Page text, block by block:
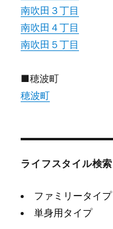
南吹田３丁目
南吹田４丁目
南吹田５丁目
■穂波町
穂波町
ライフスタイル検索
ファミリータイプ
単身用タイプ